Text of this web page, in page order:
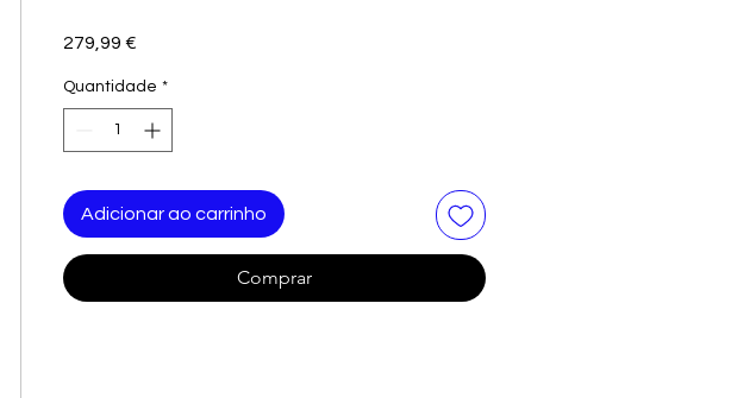
279,99 €
Quantidade *
Adicionar ao carrinho
Comprar